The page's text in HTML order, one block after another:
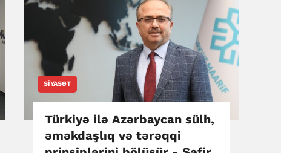
SIYASƏT
Türkiyə ilə Azərbaycan sülh,
əməkdaşlıq və tərəqqi